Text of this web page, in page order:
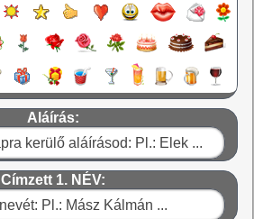
Aláírás:
Címzett 1. NÉV: